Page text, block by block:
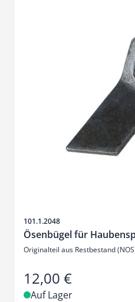
Artikelnr.
101.1.2048
Ösenbügel für
Originalteil aus Restbestand
12,00 €
Auf Lager